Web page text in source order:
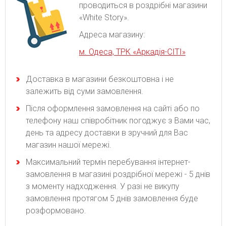
проводиться в роздрібні магазини
«White Story».
Адреса магазину:
м. Одеса, ТРК «Аркадія-СІТІ»
Доставка в магазини безкоштовна і не
залежить від суми замовлення.
Після оформлення замовлення на сайті або по
телефону наш співробітник погоджує з Вами час,
день та адресу доставки в зручний для Вас
магазин нашої мережі.
Максимальний термін перебування інтернет-
замовлення в магазині роздрібної мережі - 5 днів
з моменту надходження. У разі не викупу
замовлення протягом 5 днів замовлення буде
розформовано.